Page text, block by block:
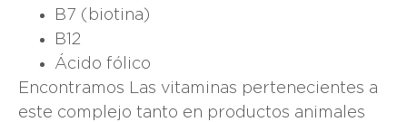
B7 (biotina)
B12
Ácido fólico
Encontramos Las vitaminas pertenecientes a
este complejo tanto en productos animales